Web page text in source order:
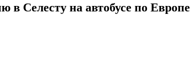
Селесту на автобусе по Европе